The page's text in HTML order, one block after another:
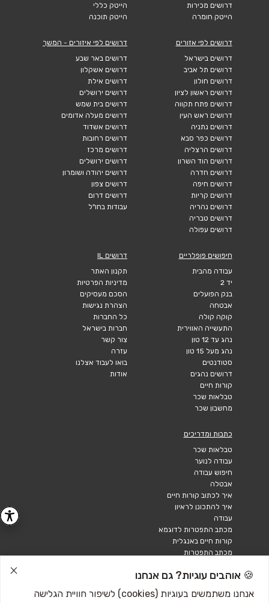
דרושים מכירות
הייטק חומרה
הייטק כללי
הייטק תוכנה
דרושים לפי אזורים
דרושים בישראל
דרושים תל אביב
דרושים חולון
דרושים ראשון לציון
דרושים פתח תקווה
דרושים ראש העין
דרושים נתניה
דרושים כפר סבא
דרושים הרצליה
דרושים הוד השרון
דרושים חדרה
דרושים חיפה
דרושים קריות
דרושים נהריה
דרושים טבריה
דרושים עפולה
דרושים לפי איזורים - המשך
דרושים באר שבע
דרושים אשקלון
דרושים אילת
דרושים ירושלים
דרושים בית שמש
דרושים מעלה אדומים
דרושים אשדוד
דרושים רחובות
דרושים מרכז
דרושים ירושלים
דרושים יהודה ושומרון
דרושים צפון
דרושים דרום
עבודות בחו"ל
חיפושים פופלריים
עבודה מהבית
יד 2
בנק הפועלים
אבטחה
קוקה קולה
התעשייה האווירית
נהג עד 12 טון
נהג מעל 15 טון
סטודנטים
דרושים נהגים
קורות חיים
טבלאות שכר
מחשבון שכר
דרושים IL
תקנון האתר
מדיניות הפרטיות
הסכם מעסיקים
הצהרת נגישות
כל החברות
חברות בישראל
צור קשר
עזרה
בואו לעבוד אצלנו
אודות
כתבות ומדריכים
טבלאות שכר
עבודה לנוער
חיפוש עבודה
אבטלה
איך לכתוב קורות חיים
איך להתכונן לראיון
עבודה
מכתב התפטרות לדוגמא
קורות חיים באנגלית
מכתב התפטרות
🍪 אוהבים עוגיות? גם אנחנו
אנחנו משתמשים בעוגיות (cookies) לשיפור חוויית הגלישה